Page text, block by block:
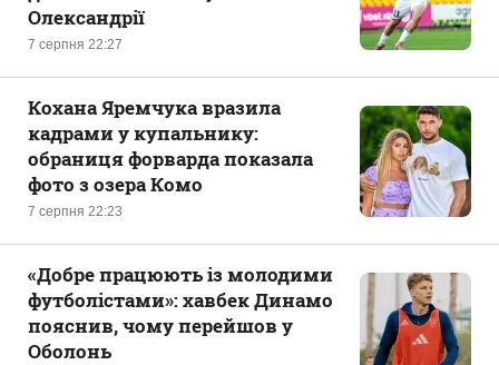
7 серпня 22:27
Олександрії
7 серпня 22:23
Кохана Яремчука вразила
кадрами у купальнику:
обраниця форварда показала
фото з озера Комо
«Добре працюють із молодими
футболістами»: хавбек Динамо
пояснив, чому перейшов у
Оболонь